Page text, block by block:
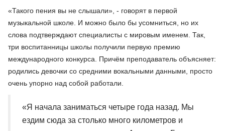
«Такого пения вы не слышали», - говорят в первой
музыкальной школе. И можно было бы усомниться, но их
слова подтверждают специалисты с мировым именем. Так,
три воспитанницы школы получили первую премию
международного конкурса. Причём преподаватель объясняет:
родились девочки со средними вокальными данными, просто
очень упорно над собой работали.
«Я начала заниматься четыре года назад. Мы
ездим сюда за столько много километров и